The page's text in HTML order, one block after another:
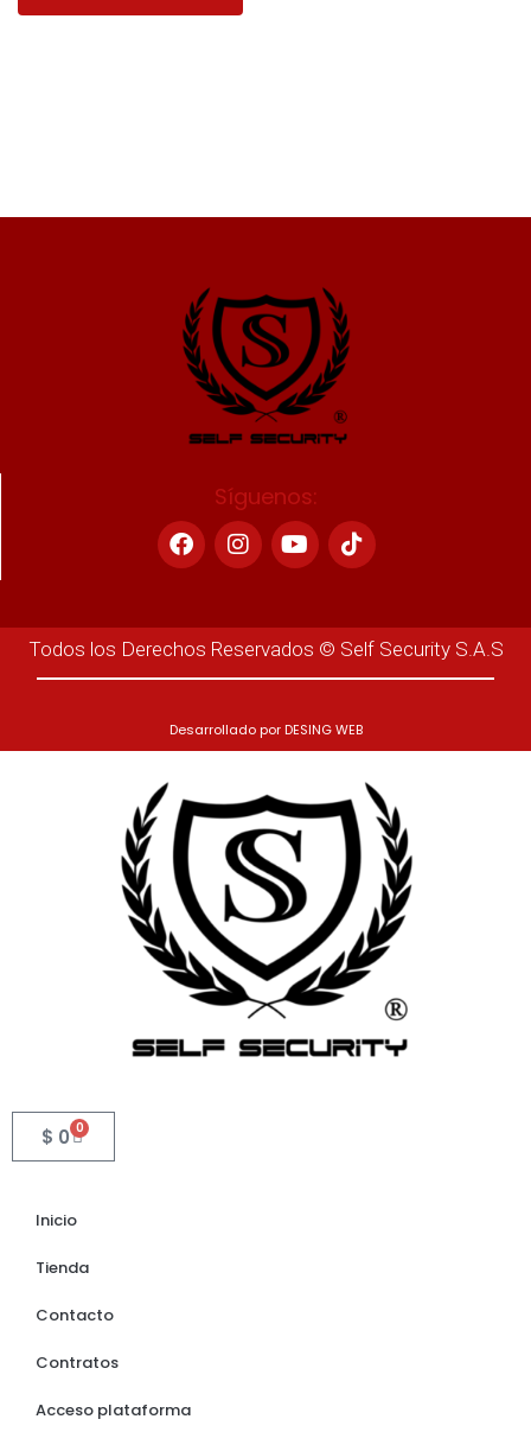
Síguenos:
Todos los Derechos Reservados © Self Security S.A.S
Desarrollado por DESING WEB
$ 0 0
Inicio
Tienda
Contacto
Contratos
Acceso plataforma